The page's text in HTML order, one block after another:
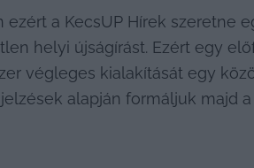
ezért a KecsUP Hírek szeretne
helyi újságírást. Ezért egy
végleges kialakítását egy
alapján formáljuk majd